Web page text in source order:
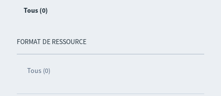
Tous (0)
FORMAT DE RESSOURCE
Tous (0)